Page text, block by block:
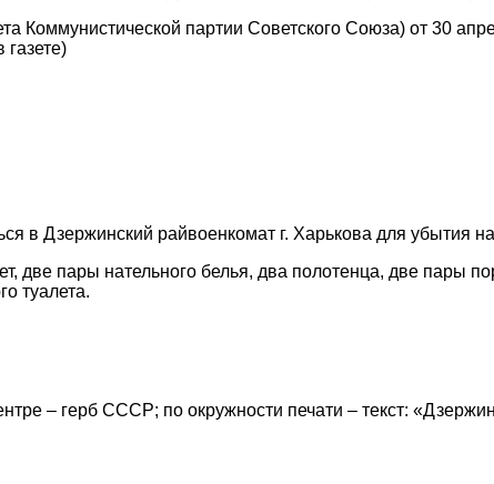
Коммунистической партии Советского Союза) от 30
в Дзержинский райвоенкомат г. Харькова для убытия
две пары нательного белья, два полотенца, две пары
туалета.
– герб СССР; по окружности печати – текст: